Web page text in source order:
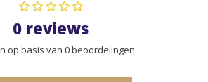
0 reviews
op basis van 0 beoordelingen